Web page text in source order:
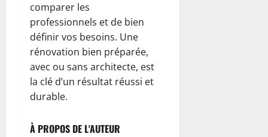
comparer les
professionnels et de bien
définir vos besoins. Une
rénovation bien préparée,
avec ou sans architecte, est
la clé d’un résultat réussi et
durable.
À PROPOS DE L'AUTEUR